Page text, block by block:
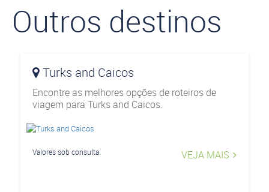
Outros destinos
Turks and Caicos
Encontre as melhores opções de roteiros de
viagem para Turks and Caicos.
Valores sob consulta. VEJA MAIS